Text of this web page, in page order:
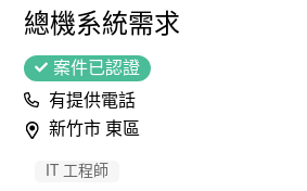
總機系統需求
案件已認證
有提供電話
新竹市 東區
IT 工程師